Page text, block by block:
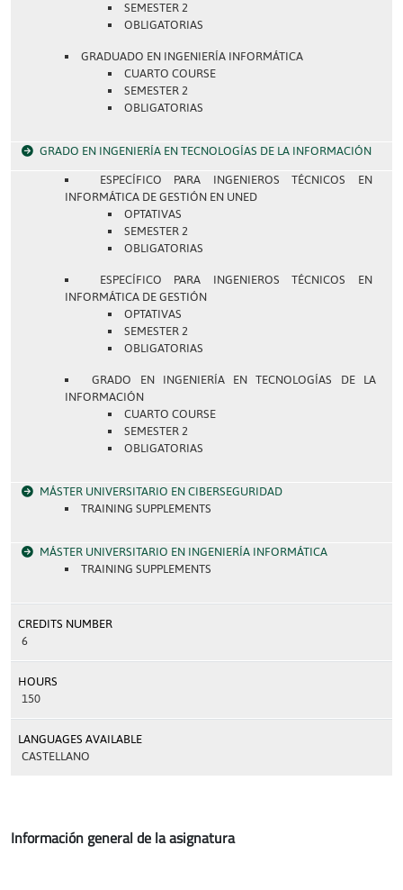
SEMESTER 2
OBLIGATORIAS
GRADUADO EN INGENIERÍA INFORMÁTICA
CUARTO COURSE
SEMESTER 2
OBLIGATORIAS
GRADO EN INGENIERÍA EN TECNOLOGÍAS DE LA INFORMACIÓN
ESPECÍFICO PARA INGENIEROS TÉCNICOS EN
INFORMÁTICA DE GESTIÓN EN UNED
OPTATIVAS
SEMESTER 2
OBLIGATORIAS
ESPECÍFICO PARA INGENIEROS TÉCNICOS EN
INFORMÁTICA DE GESTIÓN
OPTATIVAS
SEMESTER 2
OBLIGATORIAS
GRADO EN INGENIERÍA EN TECNOLOGÍAS DE LA
INFORMACIÓN
CUARTO COURSE
SEMESTER 2
OBLIGATORIAS
MÁSTER UNIVERSITARIO EN CIBERSEGURIDAD
TRAINING SUPPLEMENTS
MÁSTER UNIVERSITARIO EN INGENIERÍA INFORMÁTICA
TRAINING SUPPLEMENTS
CREDITS NUMBER
6
HOURS
150
LANGUAGES AVAILABLE
CASTELLANO
Información general de la asignatura